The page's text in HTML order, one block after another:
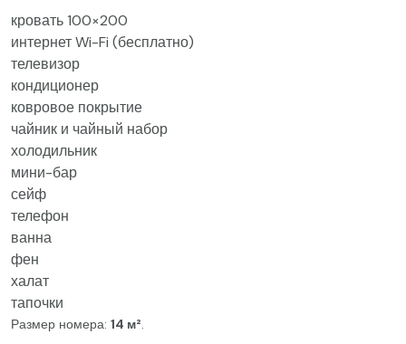
кровать 100×200
интернет Wi-Fi (бесплатно)
телевизор
кондиционер
ковровое покрытие
чайник и чайный набор
холодильник
мини-бар
сейф
телефон
ванна
фен
халат
тапочки
Размер номера: 14 м².